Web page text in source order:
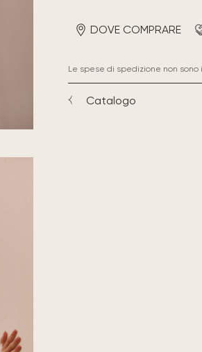
DOVE COMPRARE
Le spese di spedizione non sono
Catalogo